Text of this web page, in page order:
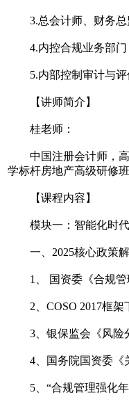
3.总会计师、财务总
4.内控合规业务部门
5.内部控制审计与评
【讲师简介】
桂老师：
中国注册会计师，高
学标杆房地产高级研修
【课程内容】
模块一：智能化时代
一、2025核心政策
1、 国资委《合规管
2、COSO 2017框架
3、银保监会《风险分
4、国务院国资委《关
5、“合规管理强化年”